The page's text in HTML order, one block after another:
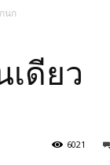
นก
ดียว
6021